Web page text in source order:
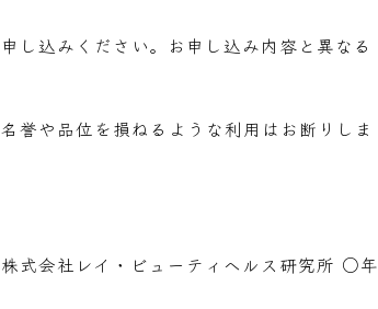
し込みください。お申し込み内容と異なる
誉や品位を損ねるような利用はお断りしま
式会社レイ・ビューティヘルス研究所 ○年